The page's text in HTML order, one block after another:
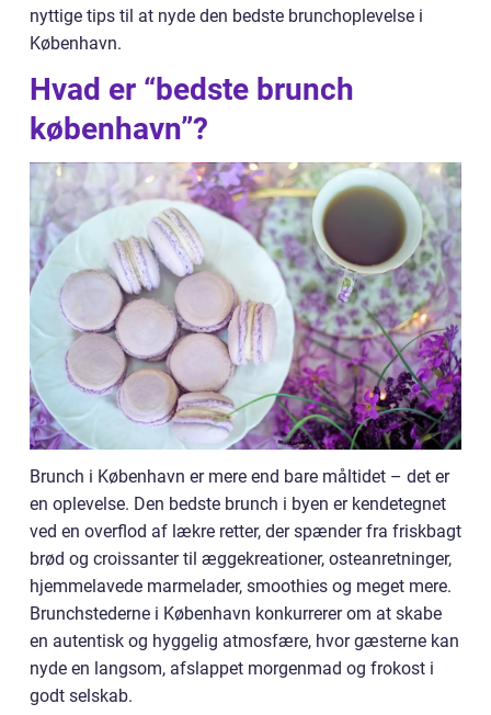
nyttige tips til at nyde den bedste brunchoplevelse i
København.
Hvad er “bedste brunch
københavn”?
Brunch i København er mere end bare måltidet – det er
en oplevelse. Den bedste brunch i byen er kendetegnet
ved en overflod af lækre retter, der spænder fra friskbagt
brød og croissanter til æggekreationer, osteanretninger,
hjemmelavede marmelader, smoothies og meget mere.
Brunchstederne i København konkurrerer om at skabe
en autentisk og hyggelig atmosfære, hvor gæsterne kan
nyde en langsom, afslappet morgenmad og frokost i
godt selskab.